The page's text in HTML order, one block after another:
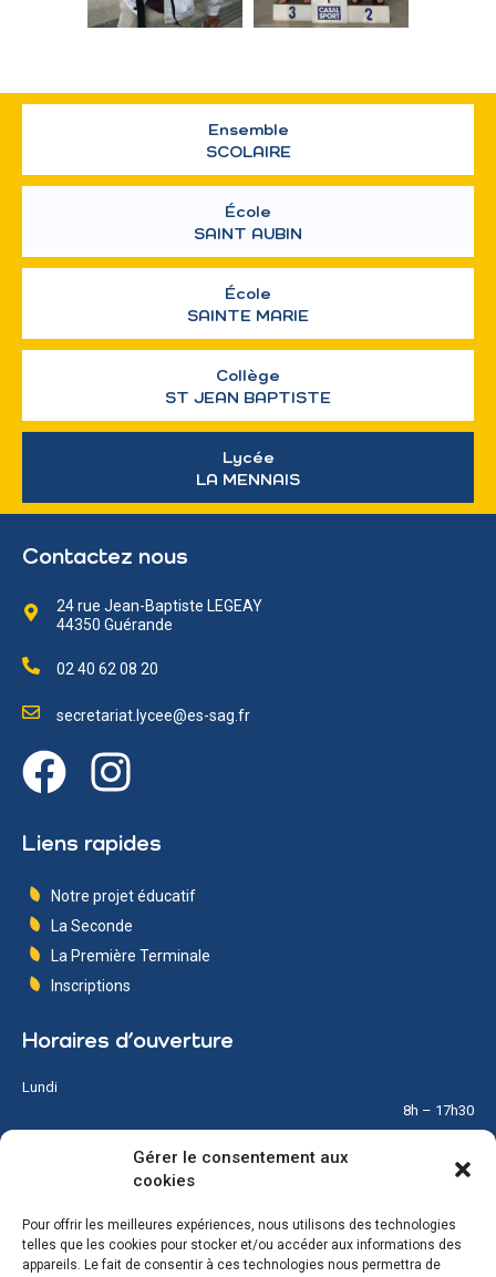
Gérer le consentement aux
cookies
Pour offrir les meilleures expériences, nous utilisons des technologies
telles que les cookies pour stocker et/ou accéder aux informations des
appareils. Le fait de consentir à ces technologies nous permettra de
Ensemble
SCOLAIRE
École
SAINT AUBIN
École
SAINTE MARIE
Collège
ST JEAN BAPTISTE
Lycée
LA MENNAIS
Contactez nous
24 rue Jean-Baptiste LEGEAY
44350 Guérande
02 40 62 08 20
secretariat.lycee@es-sag.fr
Liens rapides
Notre projet éducatif
La Seconde
La Première Terminale
Inscriptions
Horaires d’ouverture
Lundi
8h – 17h30
8h – 17h30
Mercredi
8h – 12h